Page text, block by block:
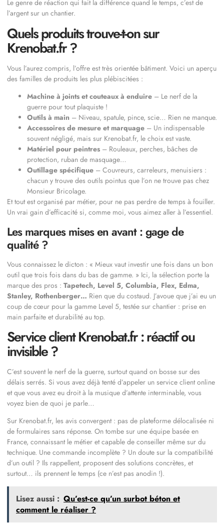
Le genre de réaction qui fait la différence quand le temps, c’est de
l’argent sur un chantier.
Quels produits trouve-t-on sur
Krenobat.fr ?
Vous l’aurez compris, l’offre est très orientée bâtiment. Voici un aperçu
des familles de produits les plus plébiscitées :
Machine à joints et couteaux à enduire – Le nerf de la
guerre pour tout plaquiste !
Outils à main – Niveau, spatule, pince, scie… Rien ne manque.
Accessoires de mesure et marquage – Un indispensable
souvent négligé, mais sur Krenobat.fr, le choix est vaste.
Matériel pour peintres – Rouleaux, perches, bâches de
protection, ruban de masquage…
Outillage spécifique – Couvreurs, carreleurs, menuisiers :
chacun y trouve des outils pointus que l’on ne trouve pas chez
Monsieur Bricolage.
Et tout est organisé par métier, pour ne pas perdre de temps à fouiller.
Un vrai gain d’efficacité si, comme moi, vous aimez aller à l’essentiel.
Les marques mises en avant : gage de
qualité ?
Vous connaissez le dicton : « Mieux vaut investir une fois dans un bon
outil que trois fois dans du bas de gamme. » Ici, la sélection porte la
marque des pros : Tapetech, Level 5, Columbia, Flex, Edma,
Stanley, Rothenberger… Rien que du costaud. J’avoue que j’ai eu un
coup de cœur pour la gamme Level 5, testée sur chantier : prise en
main parfaite et durabilité au top.
Service client Krenobat.fr : réactif ou
invisible ?
C’est souvent le nerf de la guerre, surtout quand on bosse sur des
délais serrés. Si vous avez déjà tenté d’appeler un service client online
et que vous avez eu droit à la musique d’attente interminable, vous
voyez bien de quoi je parle…
Sur Krenobat.fr, les avis convergent : pas de plateforme délocalisée ni
de formulaires sans réponse. On tombe sur une équipe basée en
France, connaissant le métier et capable de conseiller même sur du
technique. Une commande incomplète ? Un doute sur la compatibilité
d’un outil ? Ils rappellent, proposent des solutions concrètes, et
surtout… ils prennent le temps (ce n’est pas anodin !).
Lisez aussi : Qu’est-ce qu’un surbot béton et
comment le réaliser ?